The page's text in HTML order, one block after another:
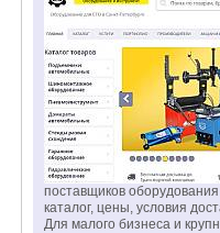
поставщиков
каталог, цены, условия
Для малого бизнеса и